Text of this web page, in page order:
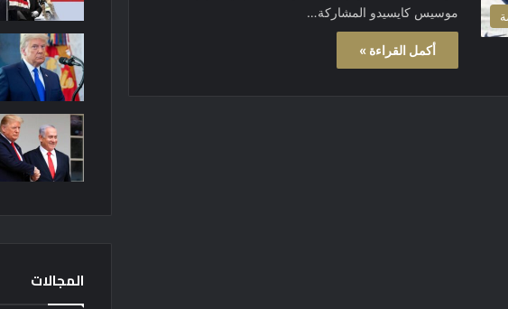
موسيس كايسيدو المشاركة…
أكمل القراءة »
المجالات